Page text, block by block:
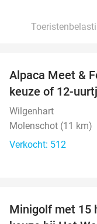
Alpaca Meet &
keuze of 12-
Wilgenhart
Molenschot (11 km)
Verkocht: 512
Minigolf met 15